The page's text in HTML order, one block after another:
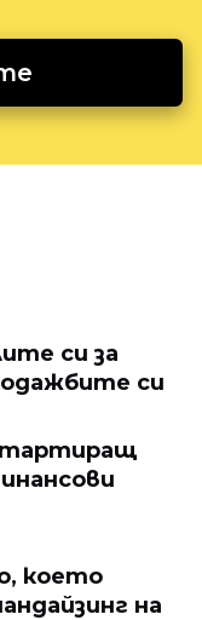
си за
си
което
на